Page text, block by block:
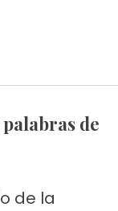
de la